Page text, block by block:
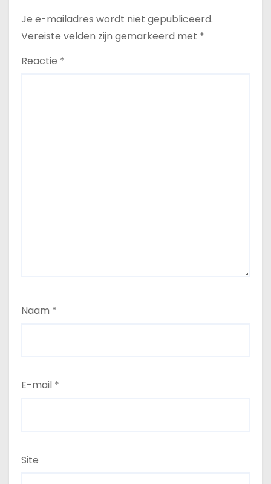
Je e-mailadres wordt niet gepubliceerd.
Vereiste velden zijn gemarkeerd met *
Reactie *
Naam *
E-mail *
Site